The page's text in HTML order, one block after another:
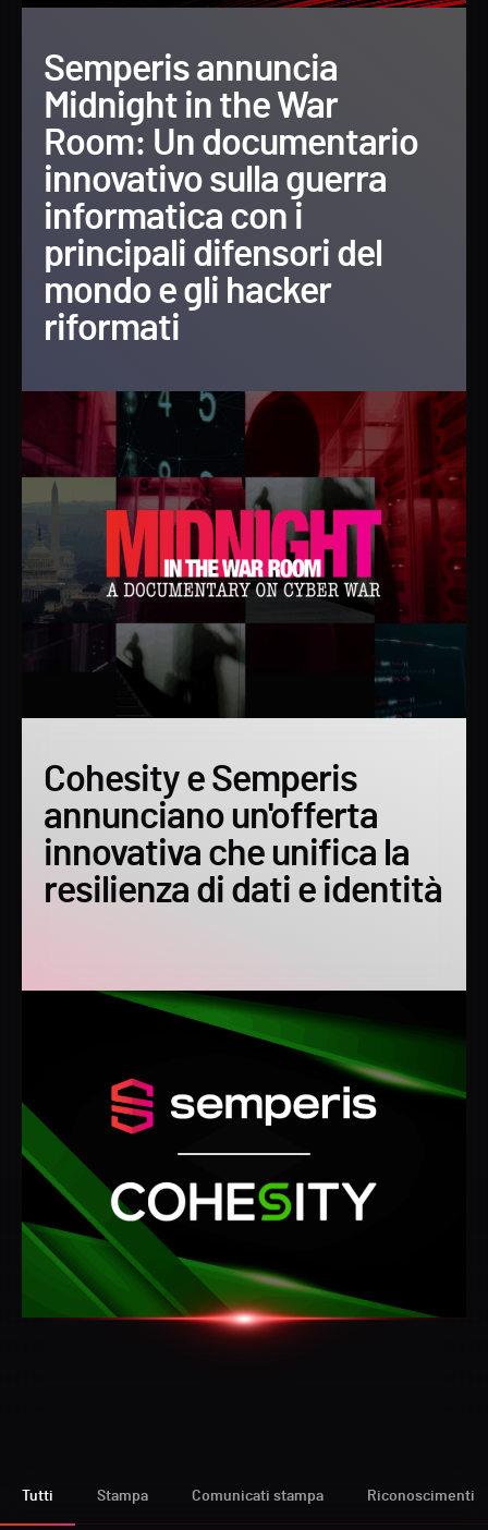
Semperis annuncia
Midnight in the War
Room: Un documentario
innovativo sulla guerra
informatica con i
principali difensori del
mondo e gli hacker
riformati
Cohesity e Semperis
annunciano un'offerta
innovativa che unifica la
resilienza di dati e identità
Tutti Stampa Comunicati stampa Riconoscimenti